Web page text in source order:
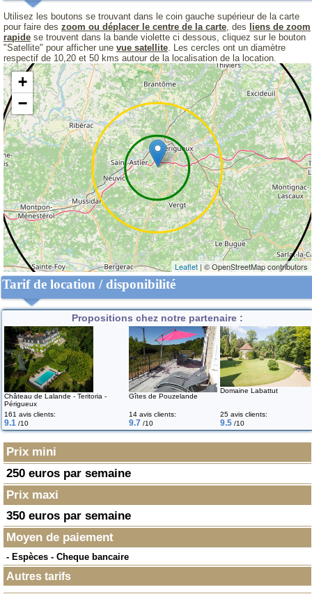
Utilisez les boutons se trouvant dans le coin gauche supérieur de la carte
pour faire des zoom ou déplacer le centre de la carte, des
liens de zoom
rapide se trouvent dans la bande violette ci dessous, cliquez sur le bouton
"Satellite" pour afficher une vue satellite. Les cercles ont un diamètre
respectif de 10,20 et 50 kms autour de la localisation de la location.
+
−
Leaflet| © OpenStreetMap contributors
Tarif de location / disponibilité
Propositions chez notre partenaire :
Château de Lalande - Teritoria -
Périgueux
Gîtes de Pouzelande
Domaine Labattut
161 avis clients:
9.1 /10
14 avis clients:
9.7 /10
25 avis clients:
9.5 /10
Prix mini
250 euros par semaine
Prix maxi
350 euros par semaine
Moyen de paiement
- Espèces - Cheque bancaire
Autres tarifs